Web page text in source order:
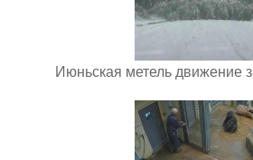
Июньская метель движение